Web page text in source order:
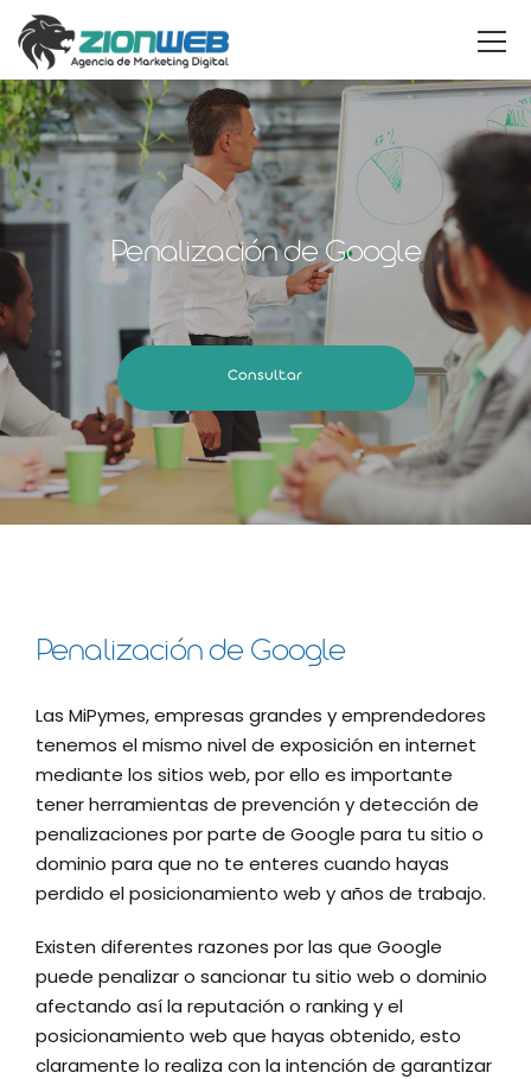
Penalización de Google
Consultar
Penalización de Google
Las MiPymes, empresas grandes y emprendedores
tenemos el mismo nivel de exposición en internet
mediante los sitios web, por ello es importante
tener herramientas de prevención y detección de
penalizaciones por parte de Google para tu sitio o
dominio para que no te enteres cuando hayas
perdido el posicionamiento web y años de trabajo.
Existen diferentes razones por las que Google
puede penalizar o sancionar tu sitio web o dominio
afectando así la reputación o ranking y el
posicionamiento web que hayas obtenido, esto
claramente lo realiza con la intención de garantizar